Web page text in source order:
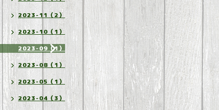
2023-11（2）
2023-10（1）
2023-09（1）
2023-08（1）
2023-05（1）
2023-04（3）